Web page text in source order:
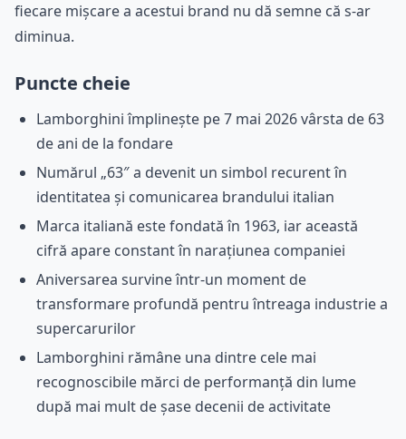
fiecare mișcare a acestui brand nu dă semne că s-ar
diminua.
Puncte cheie
Lamborghini împlinește pe 7 mai 2026 vârsta de 63
de ani de la fondare
Numărul „63″ a devenit un simbol recurent în
identitatea și comunicarea brandului italian
Marca italiană este fondată în 1963, iar această
cifră apare constant în narațiunea companiei
Aniversarea survine într-un moment de
transformare profundă pentru întreaga industrie a
supercarurilor
Lamborghini rămâne una dintre cele mai
recognoscibile mărci de performanță din lume
după mai mult de șase decenii de activitate